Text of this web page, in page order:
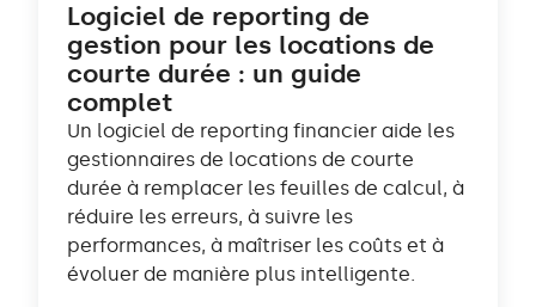
Logiciel de reporting de
gestion pour les locations de
courte durée : un guide
complet
Un logiciel de reporting financier aide les
gestionnaires de locations de courte
durée à remplacer les feuilles de calcul, à
réduire les erreurs, à suivre les
performances, à maîtriser les coûts et à
évoluer de manière plus intelligente.